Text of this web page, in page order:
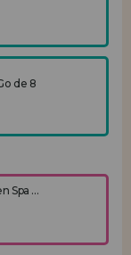
de 8
Spa ...